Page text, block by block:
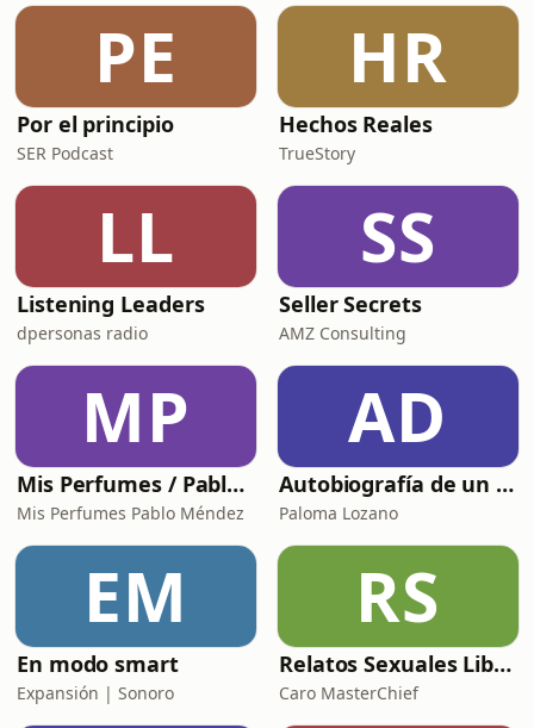
esas pequeñas cosas que hemos
normalizado sentir con vergüenza…
cuando en realidad no tienen
PE
Por el principio
SER Podcast
HR
Hechos Reales
TrueStory
LL
Listening Leaders
dpersonas radio
SS
Seller Secrets
AMZ Consulting
MP
Mis Perfumes / Pablo Méndez
Mis Perfumes Pablo Méndez
AD
Autobiografía de un Yogui con sitar
Paloma Lozano
EM
En modo smart
Expansión | Sonoro
RS
Relatos Sexuales Liberales
Caro MasterChief